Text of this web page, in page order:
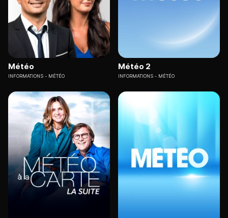
Météo
INFORMATIONS MÉTÉO
Météo 2
INFORMATIONS MÉTÉO